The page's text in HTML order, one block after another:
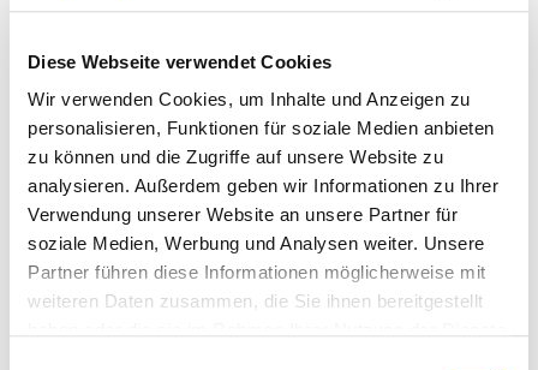
Diese Webseite verwendet Cookies
Wir verwenden Cookies, um Inhalte und Anzeigen zu
personalisieren, Funktionen für soziale Medien anbieten
zu können und die Zugriffe auf unsere Website zu
analysieren. Außerdem geben wir Informationen zu Ihrer
Verwendung unserer Website an unsere Partner für
soziale Medien, Werbung und Analysen weiter. Unsere
Partner führen diese Informationen möglicherweise mit
weiteren Daten zusammen, die Sie ihnen bereitgestellt
Die Inhalte dieser Website wurden mit Sorgfalt zusammengestellt.
Für die Verfügbarkeit der Systeme sowie die Richtigkeit, Aktualität
und Vollständigkeit der Inhalte wird keine Gewähr übernommen.
Die Haftung für Schäden, einschließlich Folgeschäden, die Ihnen in
irgendeinem Zusammenhang mit der Nutzung der Website oder
deren Inhalte entstehen, wird ausgeschlossen, sofern nicht eine
grob fahrlässige oder vorsätzliche Pflichtverletzung oder eine
Verletzung von Leben, Körper und Gesundheit des
Websitebetreibers vorliegt.
Eine Nutzung und Verwertung der Inhalte für gewerbliche und